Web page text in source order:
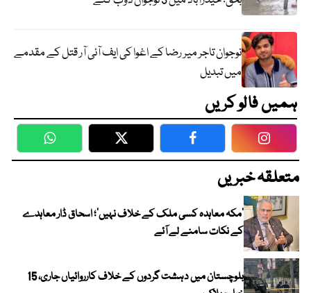
نوجوان تاجر میر رضا کے اغوا کی ایف آئی آر قتل کے مقدمے
میں تبدیل
ہمیں فالو کریں
WhatsApp Twitter Facebook
متعلقہ خبریں
‘مکہ معاہدہ کسی ملک کے خلاف نہیں’؛ اسحاق ڈار معاہدے
کے نکات سامنے لے آئے
بلوچستان میں دہشت گردوں کے خلاف کارروائیاں جاری، 15